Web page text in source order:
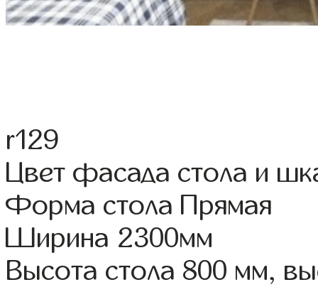
r129
Цвет фасада стола и
Форма стола Прямая
Ширина 2300мм
Высота стола 800 мм,